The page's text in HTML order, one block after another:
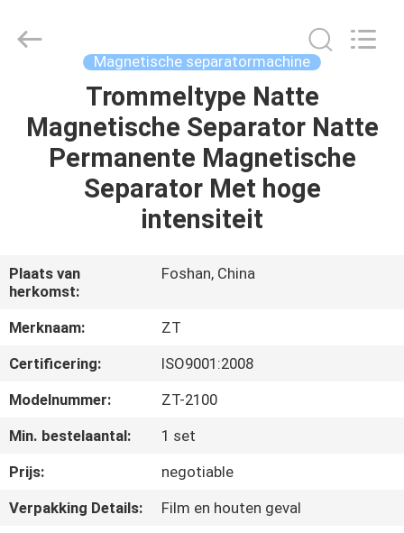
PRODUCTEN
ONGEVEER
FABRIEKSREIS
KWALITEITSCONTROLE
CONTACTEER
ONS
NIEUWS
Ltd..
Magnetische separatormachine
Trommeltype Natte
Magnetische Separator Natte
Permanente Magnetische
Separator Met hoge
intensiteit
Plaats van
herkomst:
Foshan, China
Merknaam:
ZT
Certificering:
ISO9001:2008
Modelnummer:
ZT-2100
Min. bestelaantal:
1 set
Prijs:
negotiable
Verpakking Details:
Film en houten geval